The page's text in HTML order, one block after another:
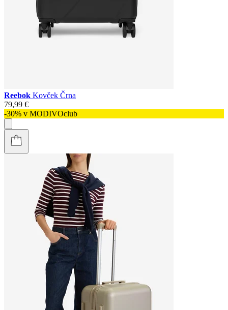
Reebok Kovček Črna
79,99 €
-30% v MODIVOclub